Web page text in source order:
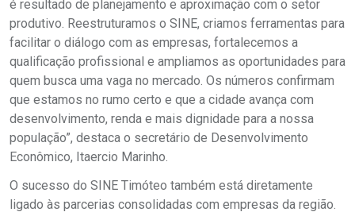
é resultado de planejamento e aproximação com o setor
produtivo. Reestruturamos o SINE, criamos ferramentas para
facilitar o diálogo com as empresas, fortalecemos a
qualificação profissional e ampliamos as oportunidades para
quem busca uma vaga no mercado. Os números confirmam
que estamos no rumo certo e que a cidade avança com
desenvolvimento, renda e mais dignidade para a nossa
população”, destaca o secretário de Desenvolvimento
Econômico, Itaercio Marinho.
O sucesso do SINE Timóteo também está diretamente
ligado às parcerias consolidadas com empresas da região.